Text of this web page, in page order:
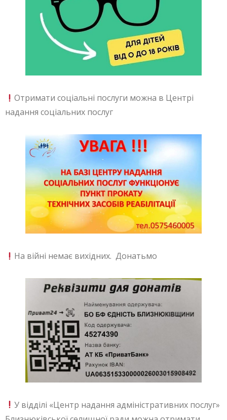
Отримати соціальні послуги можна в Центрі
надання соціальних послуг
На війні немає вихідних. Донатьмо
У відділі «Центр надання адміністративних послуг»